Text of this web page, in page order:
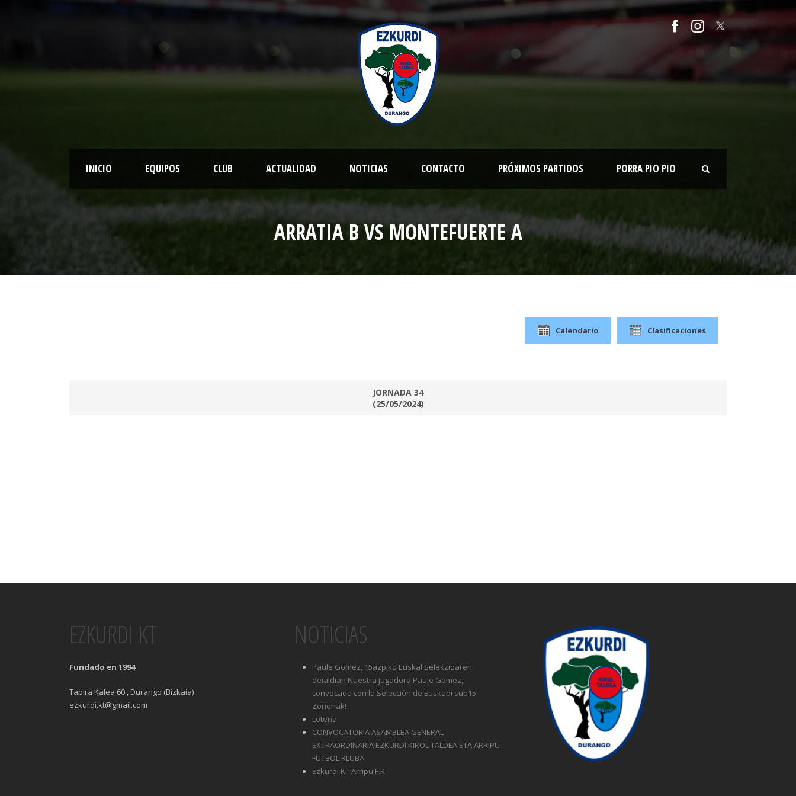
INICIO EQUIPOS CLUB ACTUALIDAD NOTICIAS CONTACTO PRÓXIMOS PARTIDOS PORRA PIO PIO
ARRATIA B VS MONTEFUERTE A
Calendario Clasificaciones
JORNADA 34
(25/05/2024)
EZKURDI KT
Fundado en 1994
Tabira Kalea 60 , Durango (Bizkaia)
ezkurdi.kt@gmail.com
NOTICIAS
Paule Gomez, 15azpiko Euskal Selekzioaren
deialdian Nuestra jugadora Paule Gomez,
convocada con la Selección de Euskadi sub15.
Zorionak!
Lotería
CONVOCATORIA ASAMBLEA GENERAL
EXTRAORDINARIA EZKURDI KIROL TALDEA ETA ARRIPU
FUTBOL KLUBA
Ezkurdi K.TArripu F.K